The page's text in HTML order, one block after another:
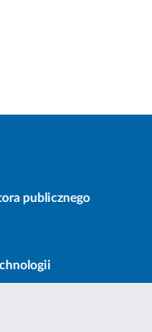
publicznego